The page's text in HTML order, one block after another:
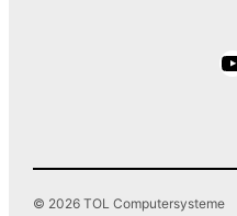
© 2026 TOL Computersysteme